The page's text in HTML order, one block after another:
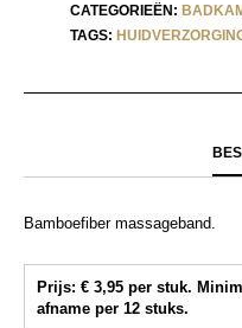
CATEGORIEËN:
TAGS:
Bamboefiber massageband.
Prijs: € 3,95 per stuk.
afname per 12 stuks.